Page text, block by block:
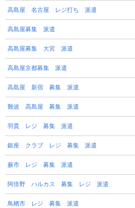
高島屋 名古屋 レジ打ち 派遣
高島屋募集 派遣
高島屋募集 大宮 派遣
高島屋京都募集 派遣
高島屋 新宿 募集 派遣
難波 高島屋 募集 派遣
羽貫 レジ 募集 派遣
銀座 クラブ レジ 募集 派遣
蕨市 レジ 募集 派遣
阿倍野 ハルカス 募集 レジ 派遣
鳥栖市 レジ 募集 派遣